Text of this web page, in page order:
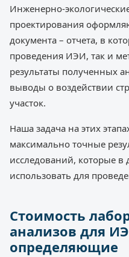
Инженерно-
проектирования
документа – отчета, в
проведения ИЭИ, так и
результаты полученных
выводы о воздействии
участок.
Наша задача на этих
максимально точные
исследований, которые
использовать для
Стоимость
анализов для
определяющие